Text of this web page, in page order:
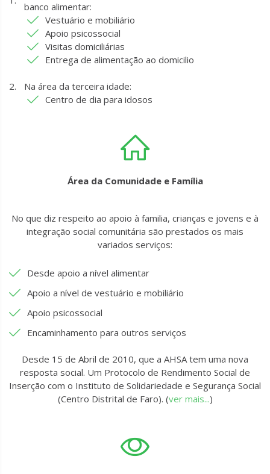
banco alimentar:
Vestuário e mobiliário
Apoio psicossocial
Visitas domiciliárias
Entrega de alimentação ao domicilio
Na área da terceira idade:
Centro de dia para idosos
Área da Comunidade e Família
No que diz respeito ao apoio à familia, crianças e jovens e à
integração social comunitária são prestados os mais
variados serviços:
Desde apoio a nível alimentar
Apoio a nível de vestuário e mobiliário
Apoio psicossocial
Encaminhamento para outros serviços
Desde 15 de Abril de 2010, que a AHSA tem uma nova
resposta social. Um Protocolo de Rendimento Social de
Inserção com o Instituto de Solidariedade e Segurança Social
(Centro Distrital de Faro). (ver mais...)